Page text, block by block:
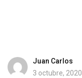
Juan Carlos
3 octubre, 2020